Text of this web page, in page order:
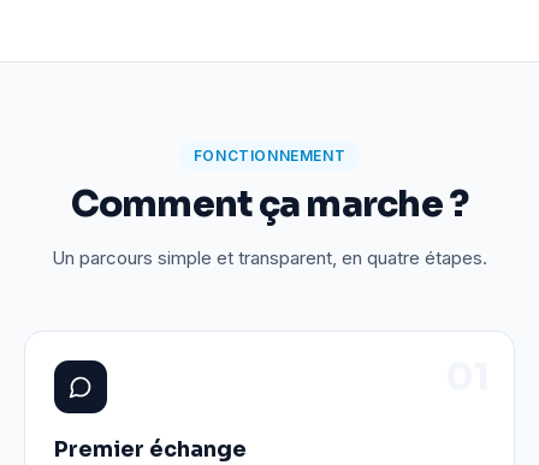
FONCTIONNEMENT
Comment ça marche ?
Un parcours simple et transparent, en quatre étapes.
Premier échange